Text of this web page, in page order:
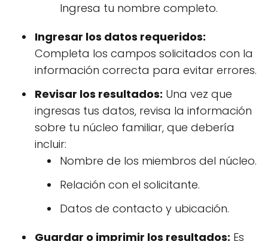
Ingresa tu nombre completo.
Ingresar los datos requeridos:
Completa los campos solicitados con la
información correcta para evitar errores.
Revisar los resultados: Una vez que
ingresas tus datos, revisa la información
sobre tu núcleo familiar, que debería
incluir:
Nombre de los miembros del núcleo.
Relación con el solicitante.
Datos de contacto y ubicación.
Guardar o imprimir los resultados: Es